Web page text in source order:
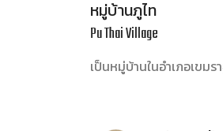
หมู่บ้านภูไท
Pu Thai Village
เป็นหมู่บ้านในอำเภอเขม